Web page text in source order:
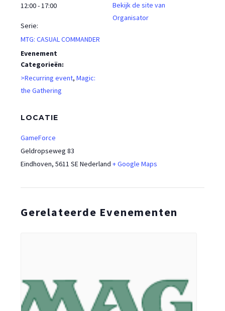
12:00 - 17:00
Serie:
MTG: CASUAL COMMANDER
Evenement
Categorieën:
>Recurring event, Magic:
the Gathering
LOCATIE
GameForce
Geldropseweg 83
Eindhoven, 5611 SENederland + Google Maps
Bekijk de site van
Organisator
Gerelateerde Evenementen